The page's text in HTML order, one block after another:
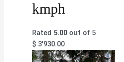
kmph
Rated 5.00 out of 5
$ 3'930.00